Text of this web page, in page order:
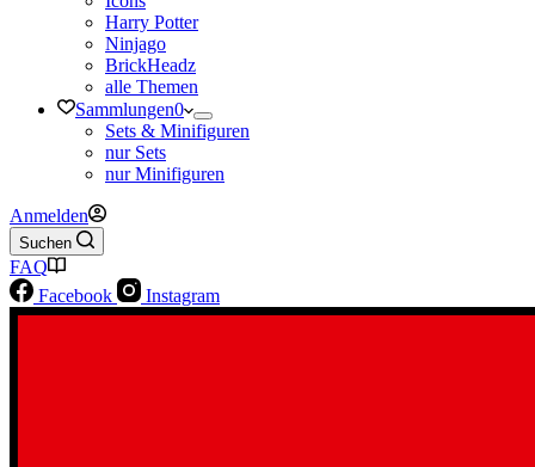
Harry Potter
Ninjago
BrickHeadz
alle Themen
Sammlungen0
Sets & Minifiguren
nur Sets
nur Minifiguren
Anmelden
Suchen
FAQ
Facebook
Instagram